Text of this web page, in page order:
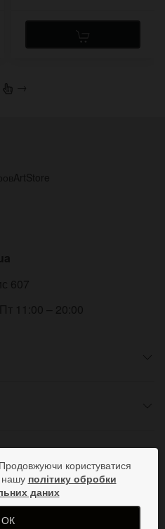
→
СОЦСЕТЯХ
користуватися
нашу політику обробки
даних
ОК